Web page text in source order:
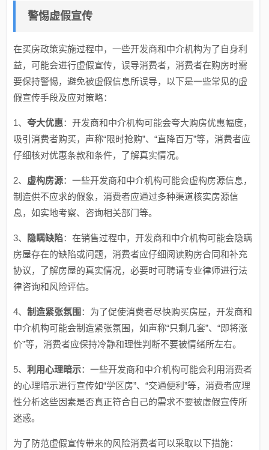
警惕虚假宣传
在买房政策实施过程中，一些开发商和中介机构为了自身利
益，可能会进行虚假宣传，误导消费者，消费者在购房时需
要保持警惕，避免被虚假信息所误导，以下是一些常见的虚
假宣传手段及应对策略：
1、夸大优惠：开发商和中介机构可能会夸大购房优惠幅度，
吸引消费者购买，声称“限时抢购”、“直降百万”等，消费者应
仔细核对优惠条款和条件，了解真实情况。
2、 虚构房源：一些开发商和中介机构可能会虚构房源信息，
制造供不应求的假象，消费者应通过多种渠道核实房源信
息，如实地考察、咨询相关部门等。
3、 隐瞒缺陷：在销售过程中，开发商和中介机构可能会隐瞒
房屋存在的缺陷或问题，消费者应仔细阅读购房合同和补充
协议，了解房屋的真实情况，必要时可聘请专业律师进行法
律咨询和风险评估。
4、制造紧张氛围 ：为了促使消费者尽快购买房屋，开发商和
中介机构可能会制造紧张氛围，如声称“只剩几套”、“即将涨
价”等，消费者应保持冷静和理性判断不要被情绪所左右。
5、利用心理暗示：一些开发商和中介机构可能会利用消费者
的心理暗示进行宣传如“学区房”、“交通便利”等，消费者应理
性分析这些因素是否真正符合自己的需求不要被虚假宣传所
迷惑。
为了防范虚假宣传带来的风险消费者可以采取以下措施：